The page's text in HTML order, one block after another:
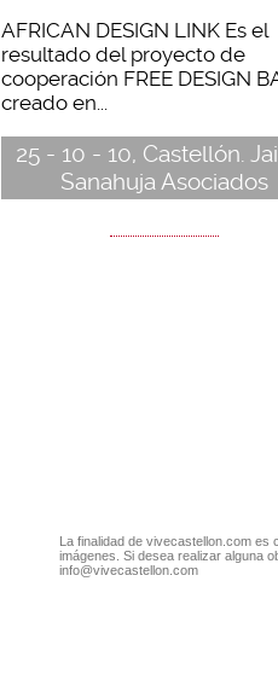
AFRICAN DESIGN LINK Es el
resultado del proyecto de
cooperación FREE DESIGN
creado en...
25 - 10 - 10, Castellón.
Sanahuja Asociados
La finalidad de vivecastellon.com
imágenes. Si desea realizar alguna
info@vivecastellon.com